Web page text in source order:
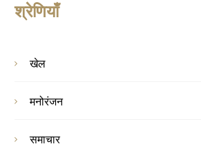
श्रेणियाँ
खेल
मनोरंजन
समाचार